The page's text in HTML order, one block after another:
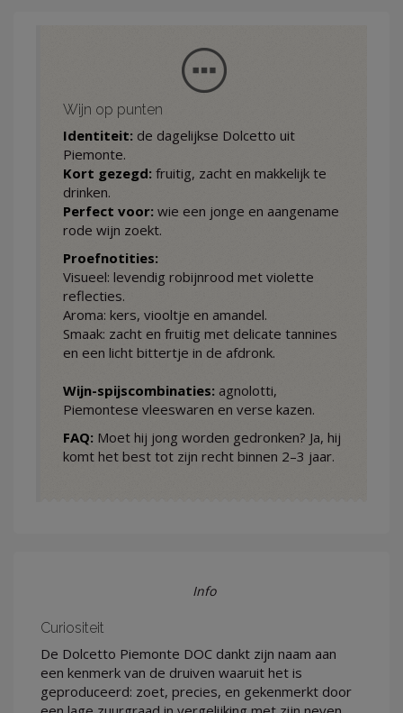
Wijn op punten
Identiteit: de dagelijkse Dolcetto uit
Piemonte.
Kort gezegd: fruitig, zacht en makkelijk te
drinken.
Perfect voor: wie een jonge en aangename
rode wijn zoekt.
Proefnotities:
Visueel: levendig robijnrood met violette
reflecties.
Aroma: kers, viooltje en amandel.
Smaak: zacht en fruitig met delicate tannines
en een licht bittertje in de afdronk.
Wijn-spijscombinaties: agnolotti,
Piemontese vleeswaren en verse kazen.
FAQ: Moet hij jong worden gedronken? Ja, hij
komt het best tot zijn recht binnen 2–3 jaar.
Info
Curiositeit
De Dolcetto Piemonte DOC dankt zijn naam aan
een kenmerk van de druiven waaruit het is
geproduceerd: zoet, precies, en gekenmerkt door